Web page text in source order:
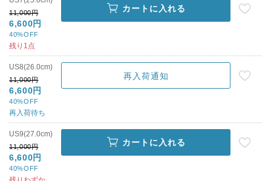
11,000円
6,600円
40%OFF
残り1点
カートに入れる
US8(26.0cm)
11,000円
6,600円
40%OFF
再入荷待ち
再入荷通知
US9(27.0cm)
11,000円
6,600円
40%OFF
カートに入れる